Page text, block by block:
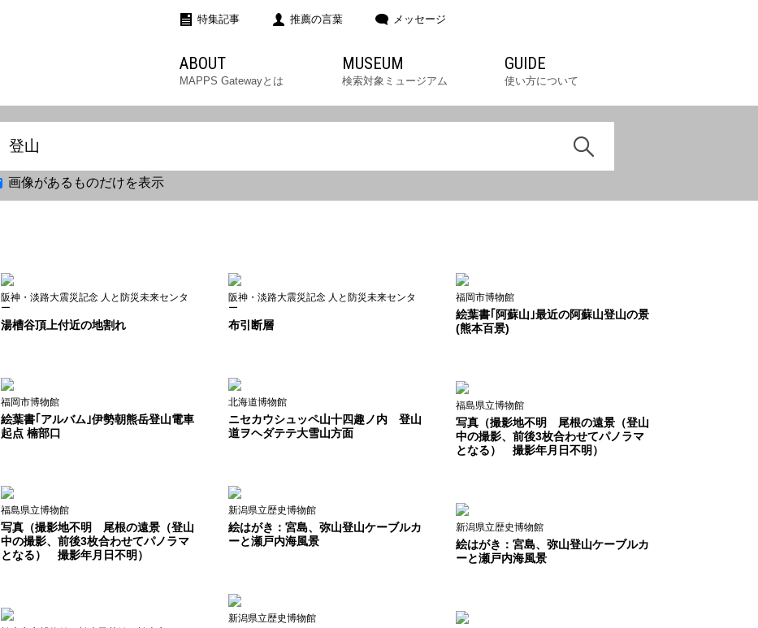
ABOUT
MAPPS Gatewayとは
MUSEUM
検索対象ミュージアム
GUIDE
使い方について
特集記事 推薦の言葉 メッセージ
画像があるものだけを表示
阪神・淡路大震災記念 人と防災未来センタ
ー
湯槽谷頂上付近の地割れ
阪神・淡路大震災記念 人と防災未来センタ
ー
布引断層
福岡市博物館
絵葉書｢阿蘇山｣最近の阿蘇山登山の景
(熊本百景)
福岡市博物館
絵葉書｢アルバム｣伊勢朝熊岳登山電車
起点 楠部口
北海道博物館
ニセカウシュッペ山十四趣ノ内 登山
道ヲヘダテテ大雪山方面
福島県立博物館
写真（撮影地不明 尾根の遠景（登山
中の撮影、前後3枚合わせてパノラマ
となる） 撮影年月日不明）
福島県立博物館
写真（撮影地不明 尾根の遠景（登山
中の撮影、前後3枚合わせてパノラマ
となる） 撮影年月日不明）
新潟県立歴史博物館
絵はがき：宮島、弥山登山ケーブルカ
ーと瀬戸内海風景
新潟県立歴史博物館
絵はがき：宮島、弥山登山ケーブルカ
ーと瀬戸内海風景
新潟県立歴史博物館